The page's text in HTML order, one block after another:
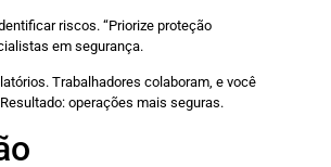
riscos. “Priorize proteção
em segurança.
Trabalhadores colaboram, e você
operações mais seguras.